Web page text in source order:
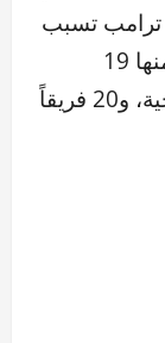
ترامب تسبب
بإغلاق أكثر من 150 مرفقاً صحياً، منها 19
مستشفى و97 مركزاً للرعاية الصحية، و20 فريقاً